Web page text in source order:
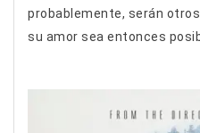
probablemente, serán
su amor sea entonces